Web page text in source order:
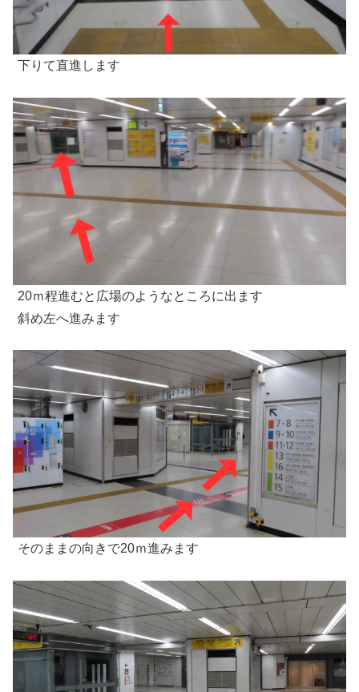
下りて直進します
20ｍ程進むと広場のようなところに出ます
斜め左へ進みます
そのままの向きで20ｍ進みます